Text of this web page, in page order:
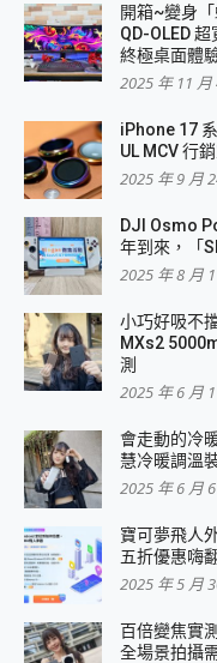
開箱~變身
QD-OLED
終極桌面體
2025 年 11 月
iPhone 17
UL MCV 行
2025 年 9 月
DJI Osmo
年到來，「
2025 年 8 月
小巧好吸不
MXs2
測
2025 年 6 月
會走動的冷
慧冷暖調溫
2025 年 6 月
寶可夢飛人
五折優惠嗨
2025 年 5 月
百倍變焦實
全場景拍攝